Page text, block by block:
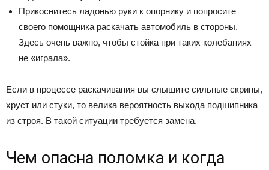
Прикоснитесь ладонью руки к опорнику и попросите
своего помощника раскачать автомобиль в стороны.
Здесь очень важно, чтобы стойка при таких колебаниях
не «играла».
Если в процессе раскачивания вы слышите сильные скрипы,
хруст или стуки, то велика вероятность выхода подшипника
из строя. В такой ситуации требуется замена.
Чем опасна поломка и когда